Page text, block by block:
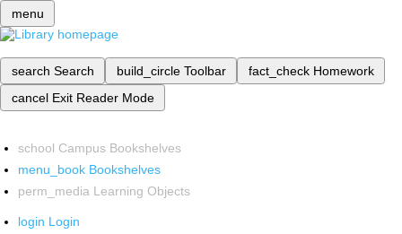
menu
search Search build_circle Toolbar fact_check Homework
cancel Exit Reader Mode
school Campus Bookshelves
menu_book Bookshelves
perm_media Learning Objects
login Login